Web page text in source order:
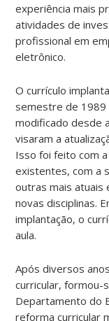
experiência mais
atividades de
profissional em
eletrônico.
O currículo
semestre de
modificado desde
visaram a
Isso foi feito com
existentes, com a
outras mais atuais
novas disciplinas.
implantação, o
aula.
Após diversos
curricular, formou-
Departamento do
reforma curricular